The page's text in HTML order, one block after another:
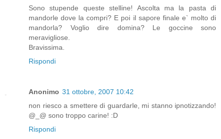
Sono stupende queste stelline! Ascolta ma la pasta di
mandorle dove la compri? E poi il sapore finale e` molto di
mandorla? Voglio dire domina? Le goccine sono
meravigliose.
Bravissima.
Rispondi
Anonimo 31 ottobre, 2007 10:42
non riesco a smettere di guardarle, mi stanno ipnotizzando!
@_@ sono troppo carine! :D
Rispondi